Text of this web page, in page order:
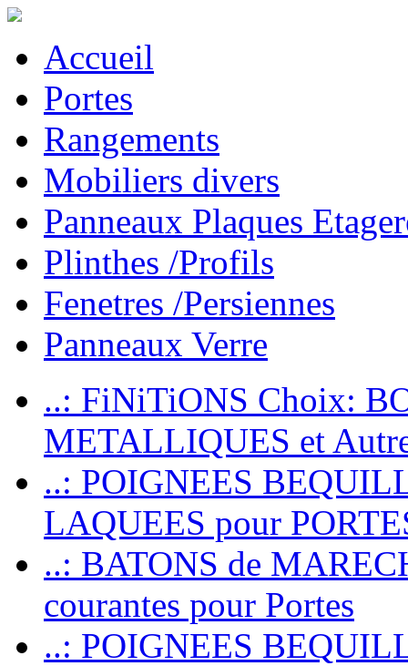
Accueil
Portes
Rangements
Mobiliers divers
Panneaux Plaques
Plinthes /Profils
Fenetres /Persiennes
Panneaux Verre
..: FiNiTiONS Choix:
METALLIQUES et
..: POIGNEES
LAQUEES pour
..: BATONS de
courantes pour Portes
..: POIGNEES